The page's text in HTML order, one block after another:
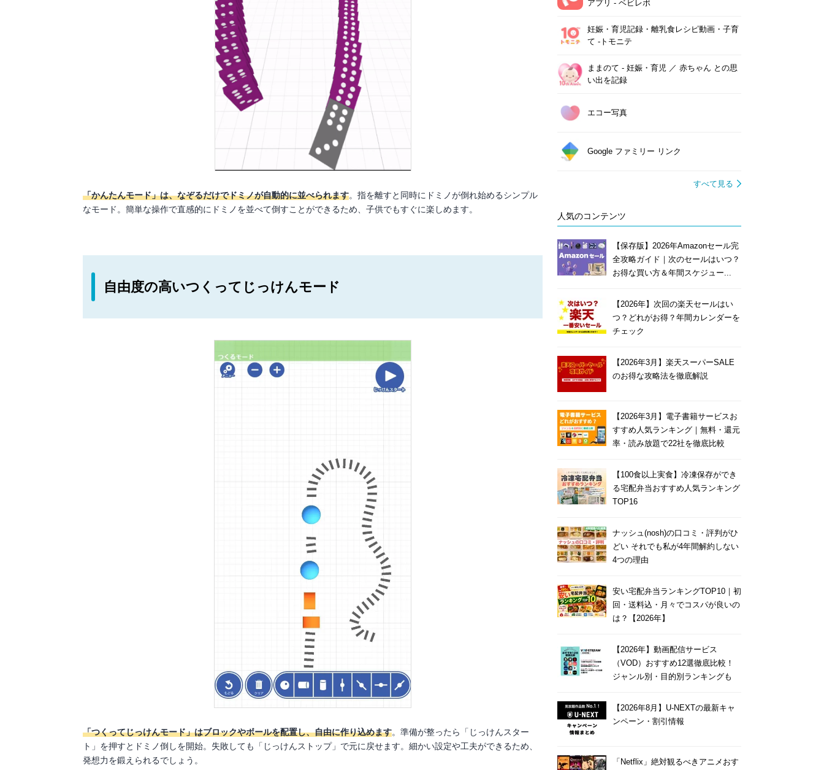
「かんたんモード」は、なぞるだけでドミノが自動的に並べられます。指を離すと同時にドミノが倒れ始めるシンプル
なモード。簡単な操作で直感的にドミノを並べて倒すことができるため、子供でもすぐに楽しめます。
自由度の高いつくってじっけんモード
「つくってじっけんモード」はブロックやボールを配置し、自由に作り込めます。準備が整ったら「じっけんスター
ト」を押すとドミノ倒しを開始。失敗しても「じっけんストップ」で元に戻せます。細かい設定や工夫ができるため、
発想力を鍛えられるでしょう。
アプリ - ベビレポ
妊娠・育児記録・離乳食レシピ動画・子育
て -トモニテ
ままのて ‐ 妊娠・育児 ／ 赤ちゃん との思
い出を記録
エコー写真
Google ファミリー リンク
すべて見る
人気のコンテンツ
【保存版】2026年Amazonセール完
全攻略ガイド｜次のセールはいつ？
お得な買い方＆年間スケジュー...
【2026年】次回の楽天セールはい
つ？どれがお得？年間カレンダーを
チェック
【2026年3月】楽天スーパーSALE
のお得な攻略法を徹底解説
【2026年3月】電子書籍サービスお
すすめ人気ランキング｜無料・還元
率・読み放題で22社を徹底比較
【100食以上実食】冷凍保存ができ
る宅配弁当おすすめ人気ランキング
TOP16
ナッシュ(nosh)の口コミ・評判がひ
どい それでも私が4年間解約しない
4つの理由
安い宅配弁当ランキングTOP10｜初
回・送料込・月々でコスパが良いの
は？【2026年】
【2026年】動画配信サービス
（VOD）おすすめ12選徹底比較！
ジャンル別・目的別ランキングも
【2026年8月】U-NEXTの最新キャ
ンペーン・割引情報
「Netflix」絶対観るべきアニメおす